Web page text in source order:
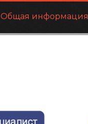
Общая информация